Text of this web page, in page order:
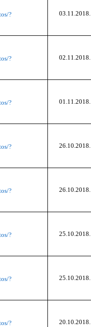
?
03.11.2018.
?
02.11.2018.
?
01.11.2018.
?
26.10.2018.
?
26.10.2018.
?
25.10.2018.
?
25.10.2018.
?
20.10.2018.